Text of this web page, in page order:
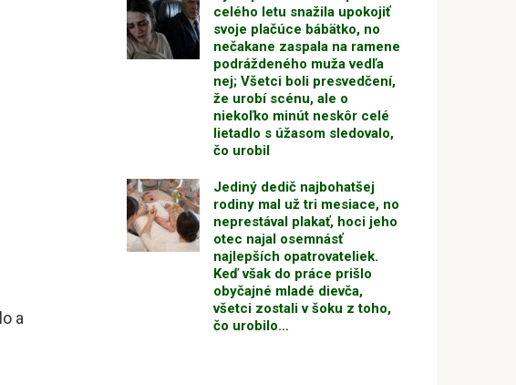
a
celého letu snažila upokojiť
svoje plačúce bábätko, no
nečakane zaspala na ramene
podráždeného muža vedľa
nej; Všetci boli presvedčení,
že urobí scénu, ale o
niekoľko minút neskôr celé
lietadlo s úžasom sledovalo,
čo urobil
Jediný dedič najbohatšej
rodiny mal už tri mesiace, no
neprestával plakať, hoci jeho
otec najal osemnásť
najlepších opatrovateliek.
Keď však do práce prišlo
obyčajné mladé dievča,
všetci zostali v šoku z toho,
čo urobilo…